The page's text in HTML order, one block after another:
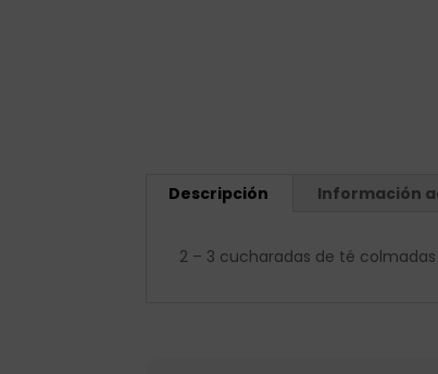
Descripción Información
2 – 3 cucharadas de té colmadas